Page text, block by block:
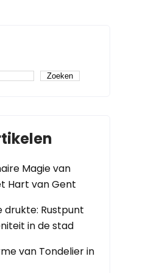
Zoeken
Magie van
Hart van Gent
drukte: Rustpunt
in de stad
van Tondelier in